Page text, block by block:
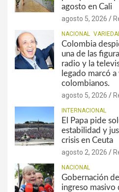
agosto en Cali
agosto 5, 2026
NACIONAL
Colombia
una de las
radio y la
legado marcó
colombianos.
agosto 5, 2026
INTERNACIONAL
El Papa pide
estabilidad y
crisis en Ceuta
agosto 2, 2026
NACIONAL
Gobernación
ingreso masivo